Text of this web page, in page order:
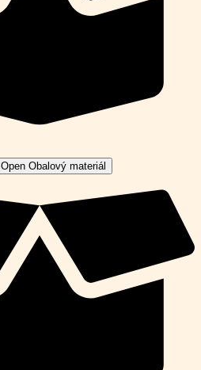
Open Obalový materiál